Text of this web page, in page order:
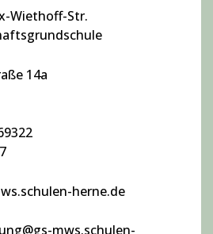
Max-Wiethoff-Str.
Straße 14a
herne.de
mws.schulen-